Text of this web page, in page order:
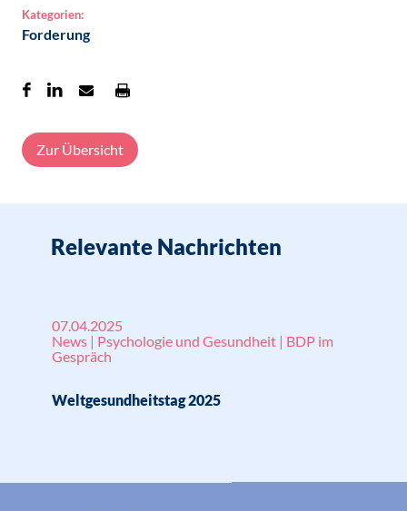
Kategorien:
Forderung
Zur Übersicht
Relevante Nachrichten
07.04.2025
News | Psychologie und Gesundheit | BDP im
Gespräch
Weltgesundheitstag 2025